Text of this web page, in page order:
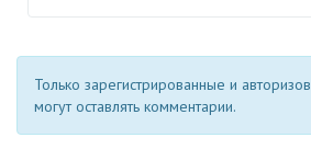
Только зарегистрированные и
могут оставлять комментарии.